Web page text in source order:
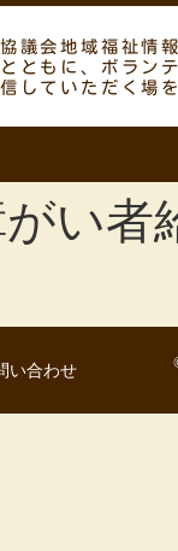
議会地域福祉情
ともに、ボラン
していただく場
い者
い合わせ